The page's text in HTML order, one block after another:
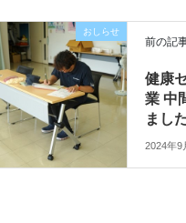
おしらせ
前の記
健康
業 中
まし
2024年9